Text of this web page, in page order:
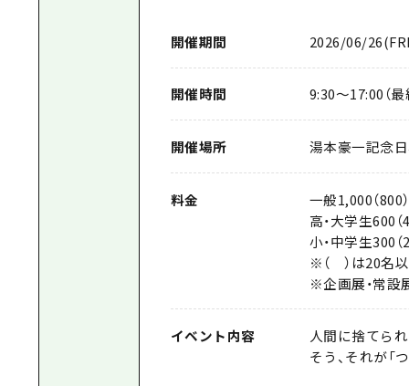
開催期間 2026/06/
開催時間 9:30〜17:00（
開催場所 湯本豪一記念
料金
一般1,000（800
高・大学生600（
小・中学生300（
※（ ）は20名
※企画展・常設
イベント内容
人間に捨てら
そう、それが「